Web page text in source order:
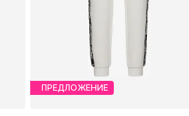
ПРЕДЛОЖЕНИЕ